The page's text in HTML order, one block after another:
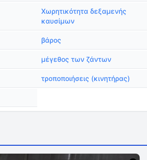
Χωρητικότητα δεξαμενής
καυσίμων
βάρος
μέγεθος των ζάντων
τροποποιήσεις (κινητήρας)